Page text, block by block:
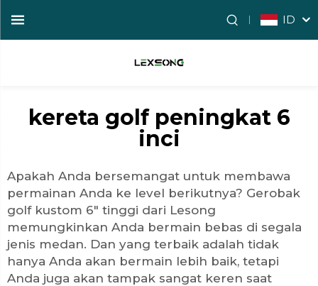
ID
kereta golf peningkat 6
inci
Apakah Anda bersemangat untuk membawa
permainan Anda ke level berikutnya? Gerobak
golf kustom 6" tinggi dari Lesong
memungkinkan Anda bermain bebas di segala
jenis medan. Dan yang terbaik adalah tidak
hanya Anda akan bermain lebih baik, tetapi
Anda juga akan tampak sangat keren saat